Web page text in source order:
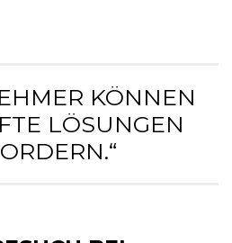
KÖNNEN
LÖSUNGEN